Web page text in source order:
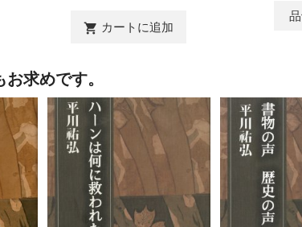
shopping_cart カートに追加
求めです。